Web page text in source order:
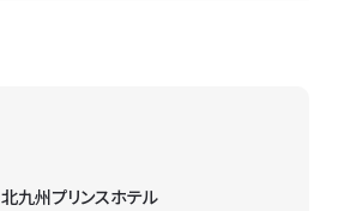
北九州プリンスホテル